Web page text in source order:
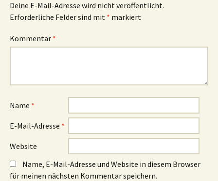
Deine E-Mail-Adresse wird nicht veröffentlicht.
Erforderliche Felder sind mit * markiert
Kommentar *
Name *
E-Mail-Adresse *
Website
Name, E-Mail-Adresse und Website in diesem Browser
für meinen nächsten Kommentar speichern.